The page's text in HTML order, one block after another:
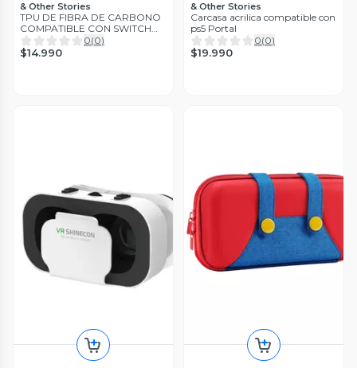
& Other Stories
TPU DE FIBRA DE CARBONO
COMPATIBLE CON SWITCH
OLED
0(0)
$14.990
& Other Stories
Carcasa acrilica compatible con
ps5 Portal
0(0)
$19.990